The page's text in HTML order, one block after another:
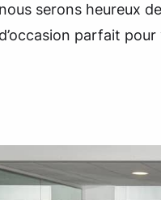
nous serons heureux
d’occasion parfait pour